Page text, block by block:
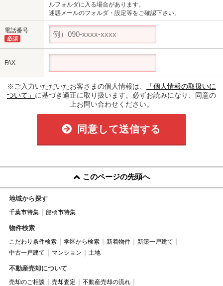
ルフォルダに入る場合があります。
迷惑メールのフォルダ・設定等をご確認下さい。
電話番号
必須
FAX
※ご入力いただいたお客さまの個人情報は、
「個人情報の取扱いに
ついて」 に基づき適正に取り扱います。必ずお読みになり、同意の
上お問い合わせください。
同意して送信する
このページの先頭へ
地域から探す
千葉市特集 船橋市特集
物件検索
こだわり条件検索 学区から検索 新着物件
新築一戸建て
中古一戸建て
マンション 土地
不動産売却について
売却のご相談 売却査定
不動産売却の流れ